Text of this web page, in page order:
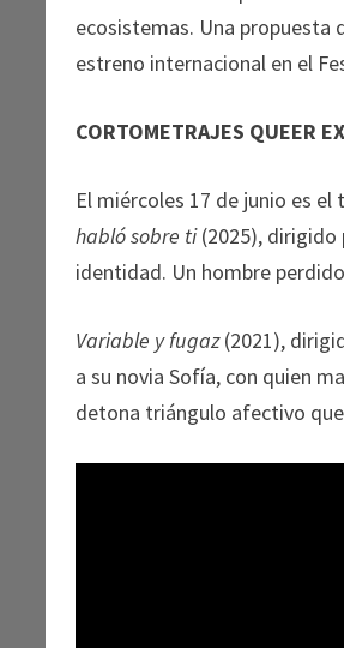
ecosistemas. Una propuesta
estreno internacional en el
CORTOMETRAJES QUEER
El miércoles 17 de junio es
habló sobre ti(2025), dirigido
identidad. Un hombre
Variable y fugaz(2021),
a su novia Sofía, con quien
detona triángulo afectivo